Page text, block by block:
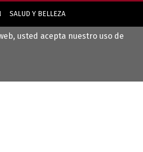
usted acepta nuestro uso de
SALUD Y BELLEZA